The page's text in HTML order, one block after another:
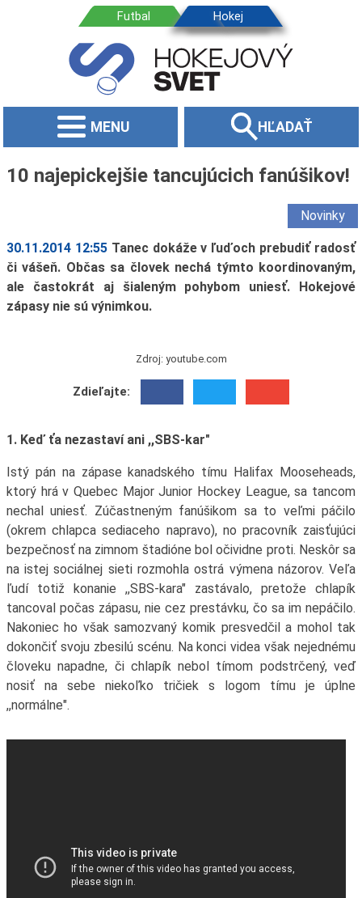
MENU HĽADAŤ
10 najepickejšie tancujúcich fanúšikov!
Novinky
30.11.2014 12:55 Tanec dokáže v ľuďoch prebudiť radosť
či vášeň. Občas sa človek nechá týmto koordinovaným,
ale častokrát aj šialeným pohybom uniesť. Hokejové
zápasy nie sú výnimkou.
Zdroj: youtube.com
Zdieľajte:
1. Keď ťa nezastaví ani ,,SBS-kar"
Istý pán na zápase kanadského tímu Halifax Mooseheads,
ktorý hrá v Quebec Major Junior Hockey League, sa tancom
nechal uniesť. Zúčastneným fanúšikom sa to veľmi páčilo
(okrem chlapca sediaceho napravo), no pracovník zaisťujúci
bezpečnosť na zimnom štadióne bol očividne proti. Neskôr sa
na istej sociálnej sieti rozmohla ostrá výmena názorov. Veľa
ľudí totiž konanie ,,SBS-kara" zastávalo, pretože chlapík
tancoval počas zápasu, nie cez prestávku, čo sa im nepáčilo.
Nakoniec ho však samozvaný komik presvedčil a mohol tak
dokončiť svoju zbesilú scénu. Na konci videa však nejednému
človeku napadne, či chlapík nebol tímom podstrčený, veď
nosiť na sebe niekoľko tričiek s logom tímu je úplne
,,normálne".